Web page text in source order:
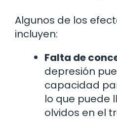
Algunos de los
incluyen:
Falta de
depresión
capacidad
lo que puede
olvidos en el